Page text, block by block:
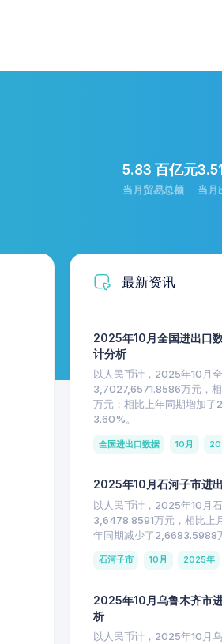
5.83 百亿元
当月贸易总额 当月
最新资讯
2025年10月全国进出口
计分析
以人民币计，2025年10月
3,7027,6571.8586万元，
万元；相比上年同期增加了
3.60%。
全国进出口数据 10月
2025年10月石河子市进
以人民币计，2025年10月
3,6478.8591万元，相比上
年同期减少了2,6683.5988
石河子市 10月 2025年
2025年10月乌鲁木齐市
析
以人民币计，2025年10月